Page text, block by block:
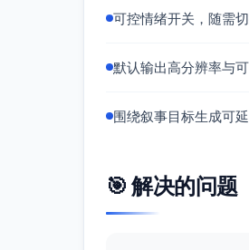
可控情绪开关，随需
默认输出高分辨率与
围绕叙事目标生成可
🎯 解决的问题